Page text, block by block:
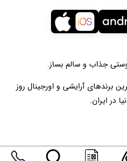
جذاب و سالم بساز.
برندهای آرایشی و اورجینال روز
در ایران.